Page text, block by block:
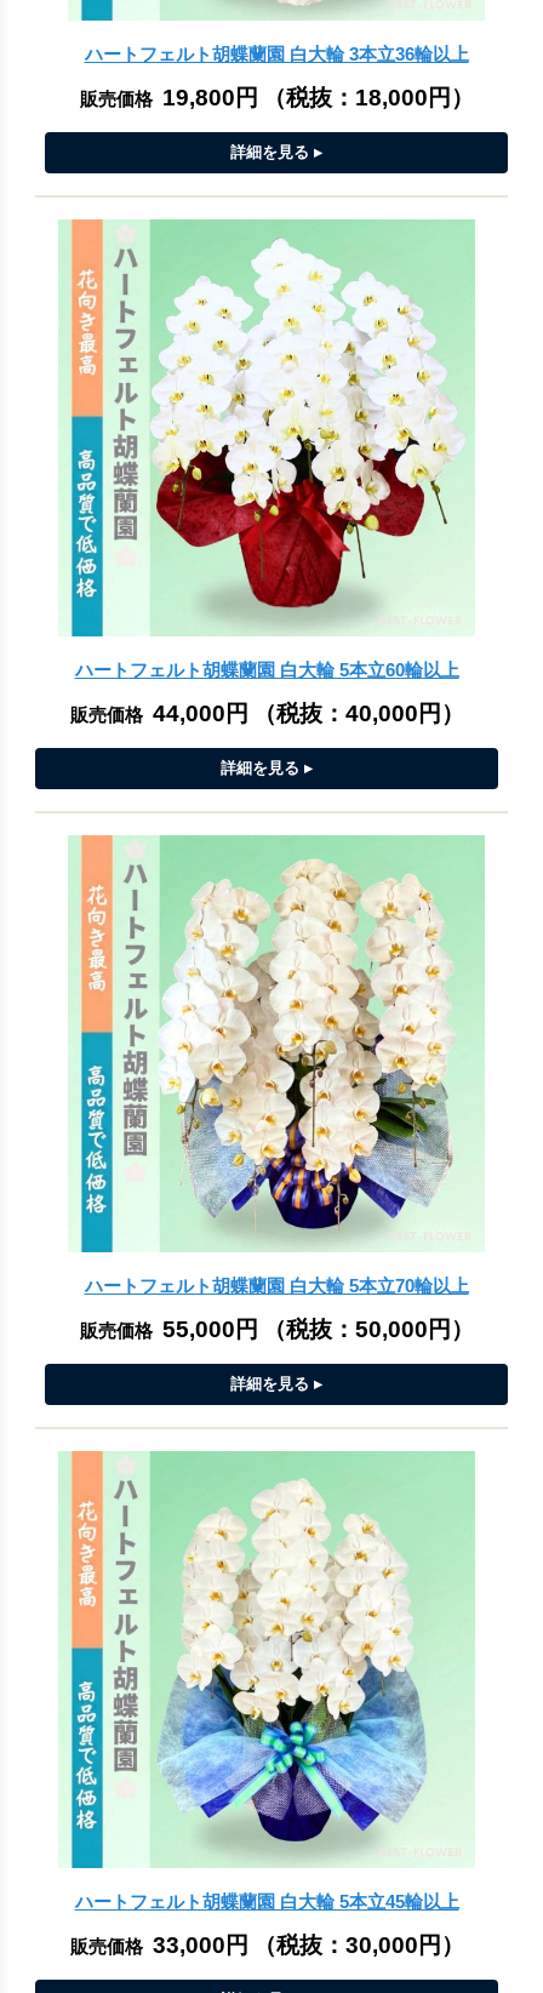
ハートフェルト胡蝶蘭園 白大輪 3本立36輪以上
販売価格 19,800円 （税抜： 18,000円 ）
ハートフェルト胡蝶蘭園 白大輪 5本立60輪以上
販売価格 44,000円 （税抜： 40,000円 ）
ハートフェルト胡蝶蘭園 白大輪 5本立70輪以上
販売価格 55,000円 （税抜： 50,000円 ）
ハートフェルト胡蝶蘭園 白大輪 5本立45輪以上
販売価格 33,000円 （税抜： 30,000円 ）